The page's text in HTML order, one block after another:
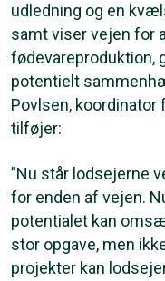
udledning og en
samt viser vejen for
fødevareproduktion,
potentielt
Povlsen, koordinator
tilføjer:
”Nu står lodsejerne
for enden af vejen.
potentialet kan
stor opgave, men
projekter kan